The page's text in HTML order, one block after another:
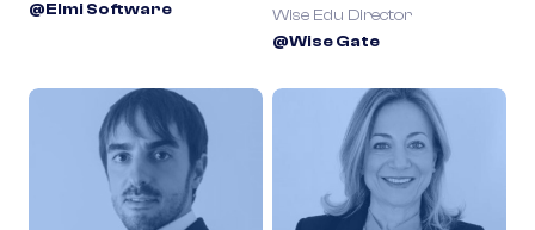
@Elmi Software
Wise Edu Director
@Wise Gate